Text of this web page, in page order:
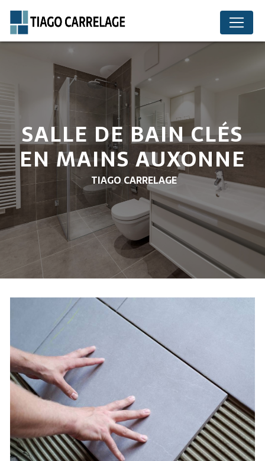
SALLE DE BAIN CLÉS
EN MAINS AUXONNE
TIAGO CARRELAGE